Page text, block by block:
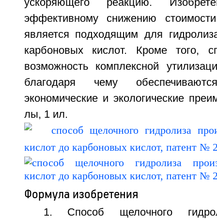
ускоряющего реакцию.
эффективному снижению
является подходящим для
карбоновых кислот. Кроме того,
возможность комплексной
благодаря чему
экономические и экологические
лы, 1 ил.
Формула изобретения
1. Способ щелочного